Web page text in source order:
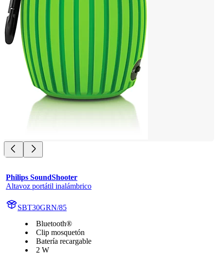
Philips SoundShooter
Altavoz portátil inalámbrico
SBT30GRN/85
Bluetooth®
Clip mosquetón
Batería recargable
2 W